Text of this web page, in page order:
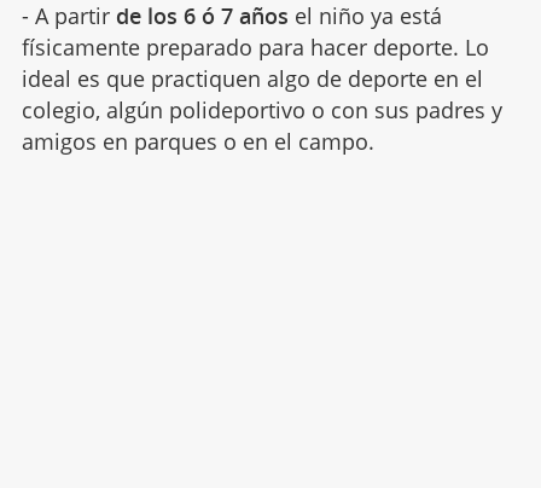
- A partir de los 6 ó 7 años el niño ya está
físicamente preparado para hacer deporte. Lo
ideal es que practiquen algo de deporte en el
colegio, algún polideportivo o con sus padres y
amigos en parques o en el campo.